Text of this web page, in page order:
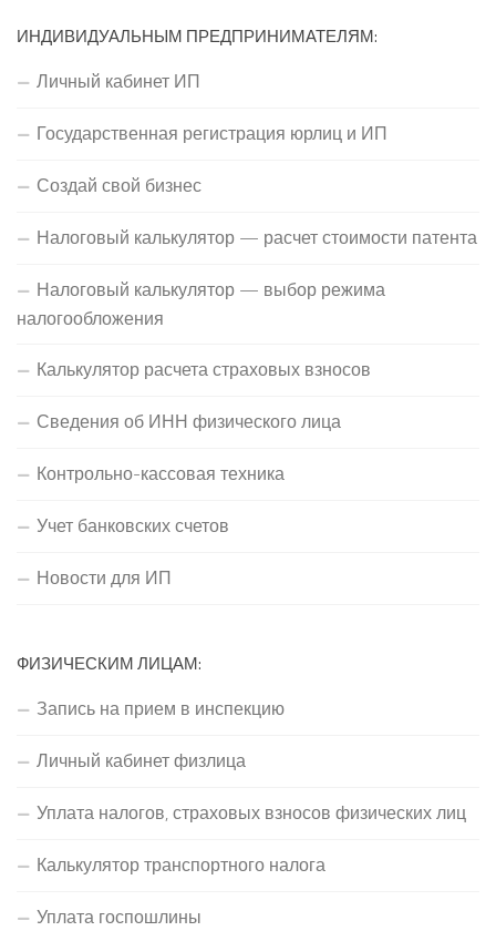
ИНДИВИДУАЛЬНЫМ ПРЕДПРИНИМАТЕЛЯМ:
Личный кабинет ИП
Государственная регистрация юрлиц и ИП
Создай свой бизнес
Налоговый калькулятор — расчет стоимости патента
Налоговый калькулятор — выбор режима
налогообложения
Калькулятор расчета страховых взносов
Сведения об ИНН физического лица
Контрольно-кассовая техника
Учет банковских счетов
Новости для ИП
ФИЗИЧЕСКИМ ЛИЦАМ:
Запись на прием в инспекцию
Личный кабинет физлица
Уплата налогов, страховых взносов физических лиц
Калькулятор транспортного налога
Уплата госпошлины